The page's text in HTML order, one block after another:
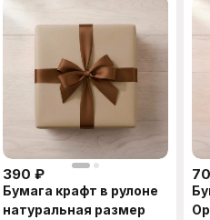
390 ₽
Бумага крафт в рулоне
натуральная размер
70